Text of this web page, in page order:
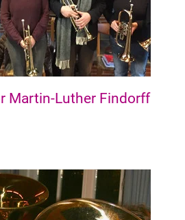
Martin-Luther Findorff
Neue Vahr Nord, Neue Vahr Südwest,